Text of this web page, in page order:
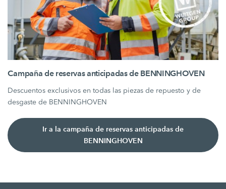
Campaña de reservas anticipadas de BENNINGHOVEN
Descuentos exclusivos en todas las piezas de repuesto y de
desgaste de BENNINGHOVEN
Ir a la campaña de reservas anticipadas de
BENNINGHOVEN